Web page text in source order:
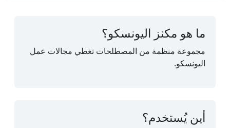
ما هو مكنز اليونسكو؟
مجموعة منظمة من المصطلحات تغطي مجالات عمل
اليونسكو.
أين يُستخدم؟